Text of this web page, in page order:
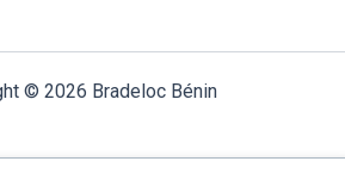
© 2026 Bradeloc Bénin